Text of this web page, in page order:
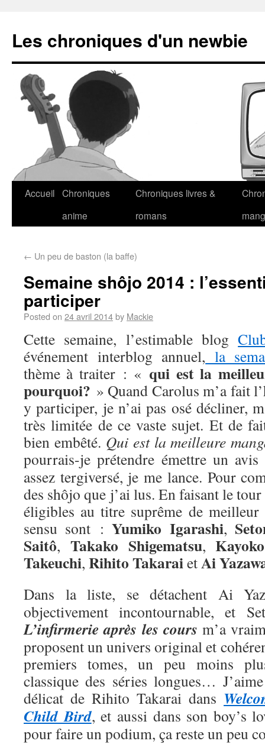
Les chroniques d'un newbie
Accueil Chroniques
anime
Chroniques livres &
romans
← Un peu de baston (la baffe)
Semaine shôjo 2014 :
participer
Posted on 24 avril 2014by Mackie
Cette semaine, l’estimable blog
événement interblog annuel, la
thème à traiter : « qui est la
pourquoi? » Quand Carolus m’a fait
y participer, je n’ai pas osé décliner,
très limitée de ce vaste sujet. Et de
bien embêté. Qui est la meilleure
pourrais-je prétendre émettre un
assez tergiversé, je me lance. Pour
des shôjo que j’ai lus. En faisant le tour
éligibles au titre suprême de
sensu sont :Yumiko Igarashi,
Saitô, Takako Shigematsu,Kayoko
Takeuchi, Rihito TakaraietAi
Dans la liste, se détachent Ai
objectivement incontournable, et
L’infirmerie après les cours m’a
proposent un univers original et
premiers tomes, un peu moins
classique des séries longues…
délicat de Rihito Takarai dans
Child Bird, et aussi dans son boy’s
pour faire un podium, ça reste un peu